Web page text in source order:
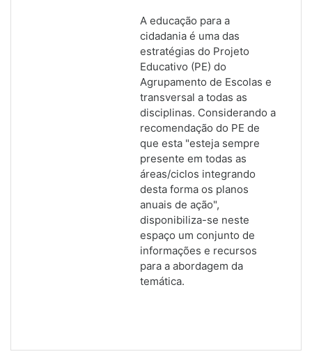
A educação para a
cidadania é uma das
estratégias do Projeto
Educativo (PE) do
Agrupamento de Escolas e
transversal a todas as
disciplinas. Considerando a
recomendação do PE de
que esta "esteja sempre
presente em todas as
áreas/ciclos integrando
desta forma os planos
anuais de ação",
disponibiliza-se neste
espaço um conjunto de
informações e recursos
para a abordagem da
temática.